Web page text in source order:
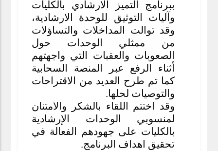
ببرنامج التميز الارشادي بالكليات
وآليات التوثيق للوحدة الارشادية،
وقد توالت المداخلات والتساؤلات
من ممثلي الوحدات حول
الصعوبات والعقبات التي واجهتهم
أثناء الرفع عبر المنصة السحابية
كما تم طرح العديد من الاقتراحات
والتوصيات لحلها.
وقد اختتم اللقاء بالشكر والامتنان
لمنسوبي الوحدات الإرشادية
بالكليات على جهودهم الفعالة في
تحقيق اهداف البرنامج.